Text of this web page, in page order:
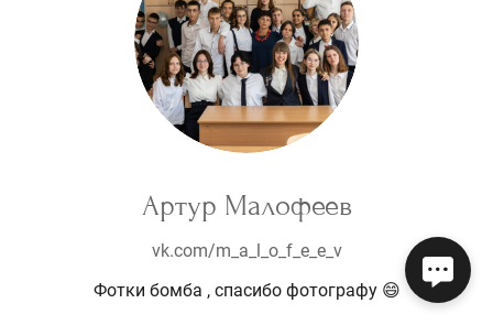
Артур Малофеев
vk.com/m_a_l_o_f_e_e_v
Фотки бомба , спасибо фотографу 😄